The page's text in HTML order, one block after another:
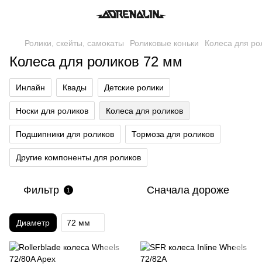
Ролики, скейты, самокаты Роликовые коньки Колеса для
Колеса для роликов 72 мм
Инлайн Квады Детские ролики
Носки для роликов Колеса для роликов
Подшипники для роликов Тормоза для роликов
Другие компоненты для роликов
Фильтр 1 Сначала дороже
Диаметр 72 мм